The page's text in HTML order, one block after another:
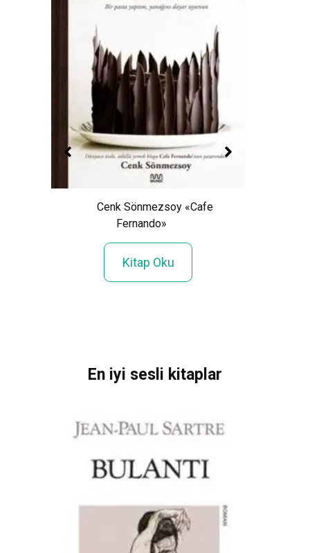
Cenk Sönmezsoy «Cafe
Fernando»
Kitap Oku
En iyi sesli kitaplar